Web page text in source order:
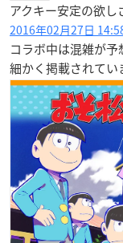
アクキー安定の欲し
2016年02月27日
コラボ中は混雑が予
細かく掲載されてい